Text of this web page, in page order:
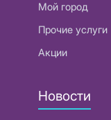
Мой город
Прочие услуги
Акции
Новости